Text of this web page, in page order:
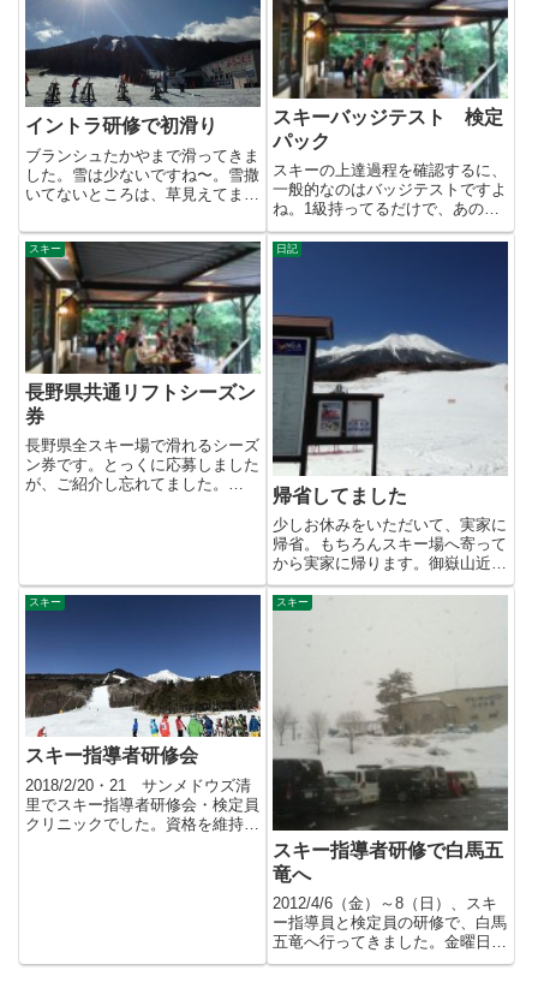
イントラ研修で初滑り
ブランシュたかやまで滑ってきま
した。雪は少ないですね〜。雪撒
いてないところは、草見えてます
ー...
スキーバッジテスト 検定
パック
スキーの上達過程を確認するに、
一般的なのはバッジテストですよ
ね。1級持ってるだけで、あの人
はうまいよーなんて言われるも
の...
スキー
長野県共通リフトシーズン
券
長野県全スキー場で滑れるシーズ
ン券です。とっくに応募しました
が、ご紹介し忘れてました。
日記
帰省してました
少しお休みをいただいて、実家に
帰省。もちろんスキー場へ寄って
から実家に帰ります。御嶽山近く
の開田高原マイアスキー場へ行
っ...
スキー
スキー指導者研修会
2018/2/20・21 サンメドウズ清
里でスキー指導者研修会・検定員
クリニックでした。資格を維持す
スキー
スキー指導者研修で白馬五
竜へ
2012/4/6（金）～8（日）、スキ
ー指導員と検定員の研修で、白馬
五竜へ行ってきました。金曜日は
一日中雪。上部は膝ぐら...